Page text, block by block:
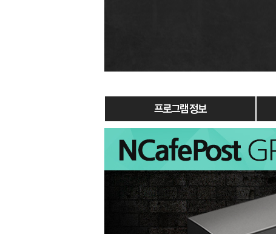
프로그램 정보